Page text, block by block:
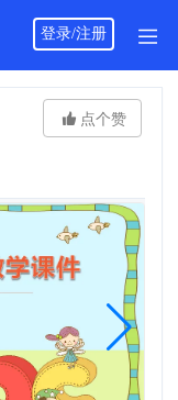
登录/注册
 点个赞